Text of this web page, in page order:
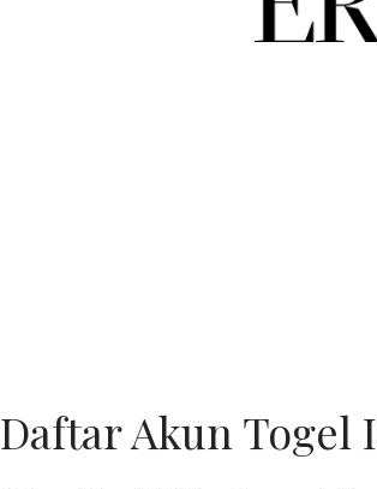
Daftar Akun Togel